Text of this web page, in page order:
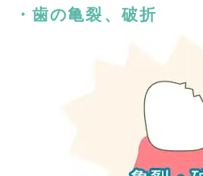
・歯の亀裂、破折